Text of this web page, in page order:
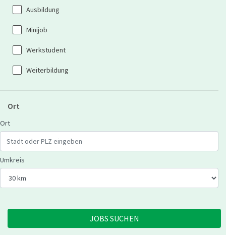
Ausbildung
Minijob
Werkstudent
Weiterbildung
Ort
Ort
Geben Sie eine Stadt oder Postleitzahl ein
Umkreis
Wählen Sie den Umkreis für die Jobsuche
JOBS SUCHEN